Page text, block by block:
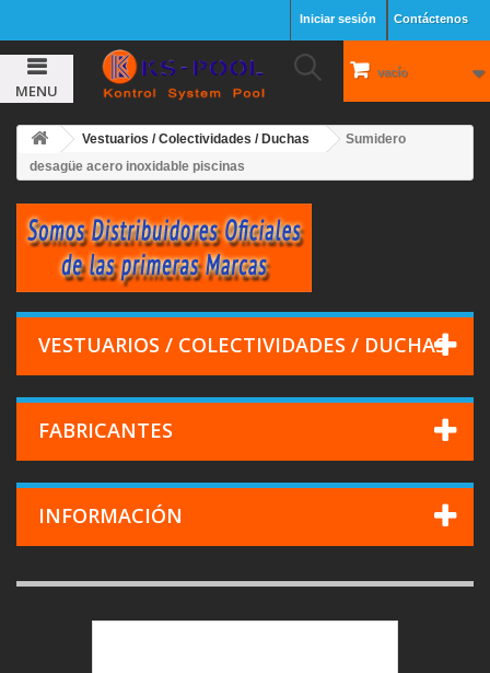
Contáctenos
Iniciar sesión
vacío
MENU
Vestuarios / Colectividades / Duchas
Sumidero
desagüe acero inoxidable piscinas
VESTUARIOS / COLECTIVIDADES / DUCHAS
FABRICANTES
INFORMACIÓN